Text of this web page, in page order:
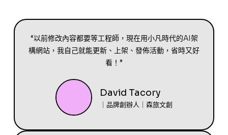
“以前修改內容都要等工程師，現在用小凡時代的AI架
構網站，我自己就能更新、上架、發佈活動，省時又好
看！”
David Tacory
｜品牌創辦人｜森旅文創